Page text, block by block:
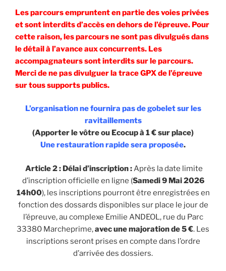
Les parcours empruntent en partie des voies privées
et sont interdits d’accès en dehors de l’épreuve. Pour
cette raison, les parcours ne sont pas divulgués dans
le détail à l’avance aux concurrents. Les
accompagnateurs sont interdits sur le parcours.
Merci de ne pas divulguer la trace GPX de l’épreuve
sur tous supports publics.
L’organisation ne fournira pas de gobelet sur les
ravitaillements
(Apporter le vôtre ou Ecocup à 1 € sur place)
Une restauration rapide sera proposée.
Article 2 : Délai d’inscription :Après la date limite
d’inscription officielle en ligne (Samedi 9 Mai 2026
14h00), les inscriptions pourront être enregistrées en
fonction des dossards disponibles sur place le jour de
l’épreuve, au complexe Emilie ANDEOL, rue du Parc
33380 Marcheprime,avec une majoration de 5 €. Les
inscriptions seront prises en compte dans l’ordre
d’arrivée des dossiers.